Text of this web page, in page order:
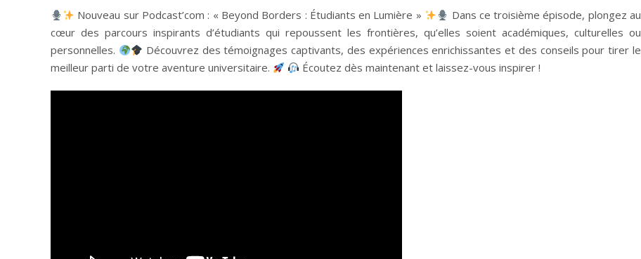
Nouveau sur Podcast’com : « Beyond Borders : Étudiants en Lumière »
Dans ce troisième épisode, plongez au
cœur des parcours inspirants d’étudiants qui repoussent les frontières, qu’elles soient académiques, culturelles ou
personnelles.
Découvrez des témoignages captivants, des expériences enrichissantes et des conseils pour tirer le
meilleur parti de votre aventure universitaire.
Écoutez dès maintenant et laissez-vous inspirer !